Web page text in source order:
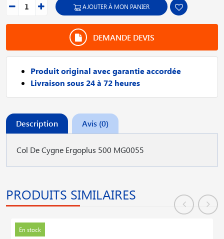
AJOUTER À MON PANIER
DEMANDE DEVIS
Produit original avec garantie accordée
Livraison sous 24 à 72 heures
Description Avis (0)
Col De Cygne Ergoplus 500 MG0055
PRODUITS SIMILAIRES
En stock